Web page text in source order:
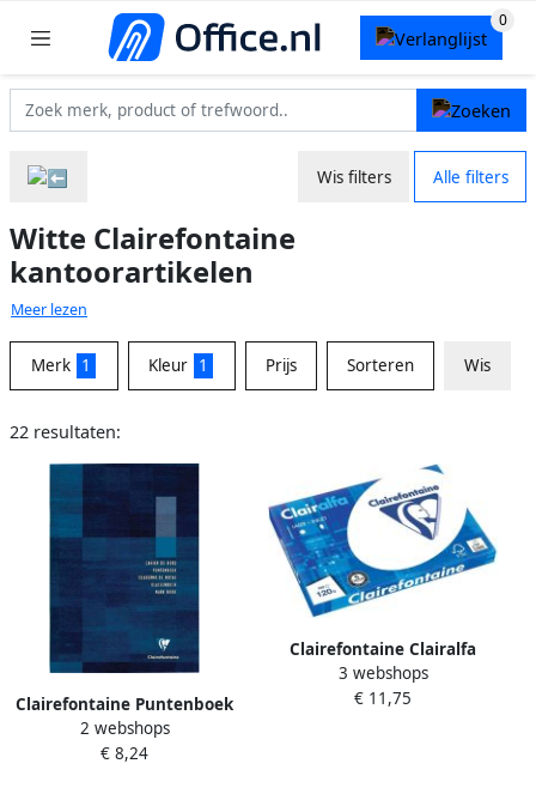
Wis filters Alle filters
Witte Clairefontaine
kantoorartikelen
Meer lezen
Merk 1 Kleur 1 Prijs Sorteren Wis
22 resultaten:
Clairefontaine Puntenboek
leraren Clairfontaine A4
72blz meertalig assorti
2 webshops
€ 8,24
Clairefontaine Clairalfa
presentatiepapier ft A3 120
g pak van 250 vel
3 webshops
€ 11,75